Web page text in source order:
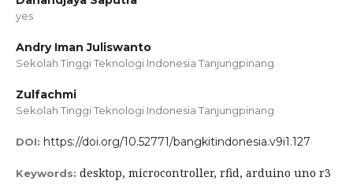
yes
Andry Iman Juliswanto
Sekolah Tinggi Teknologi Indonesia Tanjungpinang
Zulfachmi
Sekolah Tinggi Teknologi Indonesia Tanjungpinang
DOI: https://doi.org/10.52771/bangkitindonesia.v9i1.127
Keywords: desktop, microcontroller, rfid, arduino uno r3